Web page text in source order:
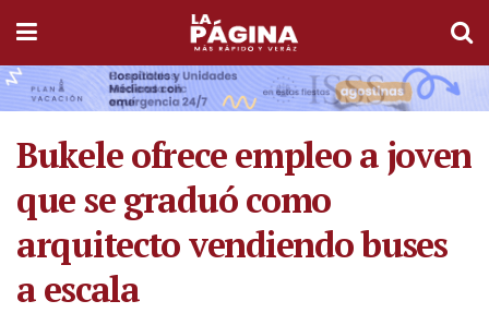
Bukele ofrece empleo a joven
que se graduó como
arquitecto vendiendo buses
a escala